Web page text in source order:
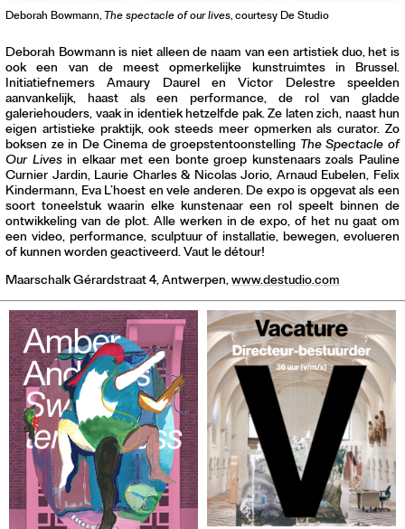
Deborah Bowmann,The spectacle of our lives, courtesy De Studio
Deborah Bowmann is niet alleen de naam van een artistiek duo, het is
ook een van de meest opmerkelijke kunstruimtes in Brussel.
Initiatiefnemers Amaury Daurel en Victor Delestre speelden
aanvankelijk, haast als een performance, de rol van gladde
galeriehouders, vaak in identiek hetzelfde pak. Ze laten zich, naast hun
eigen artistieke praktijk, ook steeds meer opmerken als curator. Zo
boksen ze in De Cinema de groepstentoonstelling The Spectacle of
Our Livesin elkaar met een bonte groep kunstenaars zoals Pauline
Curnier Jardin, Laurie Charles & Nicolas Jorio, Arnaud Eubelen, Felix
Kindermann, Eva L’hoest en vele anderen. De expo is opgevat als een
soort toneelstuk waarin elke kunstenaar een rol speelt binnen de
ontwikkeling van de plot. Alle werken in de expo, of het nu gaat om
een video, performance, sculptuur of installatie, bewegen, evolueren
of kunnen worden geactiveerd. Vaut le détour!
Maarschalk Gérardstraat 4, Antwerpen,www.destudio.com